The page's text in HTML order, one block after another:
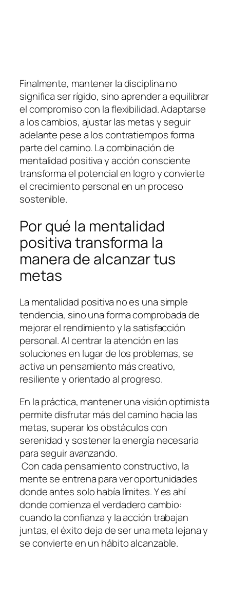
Finalmente, mantener la disciplina no
significa ser rígido, sino aprender a equilibrar
el compromiso con la flexibilidad. Adaptarse
a los cambios, ajustar las metas y seguir
adelante pese a los contratiempos forma
parte del camino. La combinación de
mentalidad positiva y acción consciente
transforma el potencial en logro y convierte
el crecimiento personal en un proceso
sostenible.
Por qué la mentalidad
positiva transforma la
manera de alcanzar tus
metas
La mentalidad positiva no es una simple
tendencia, sino una forma comprobada de
mejorar el rendimiento y la satisfacción
personal. Al centrar la atención en las
soluciones en lugar de los problemas, se
activa un pensamiento más creativo,
resiliente y orientado al progreso.
En la práctica, mantener una visión optimista
permite disfrutar más del camino hacia las
metas, superar los obstáculos con
serenidad y sostener la energía necesaria
para seguir avanzando.
Con cada pensamiento constructivo, la
mente se entrena para ver oportunidades
donde antes solo había límites. Y es ahí
donde comienza el verdadero cambio:
cuando la confianza y la acción trabajan
juntas, el éxito deja de ser una meta lejana y
se convierte en un hábito alcanzable.